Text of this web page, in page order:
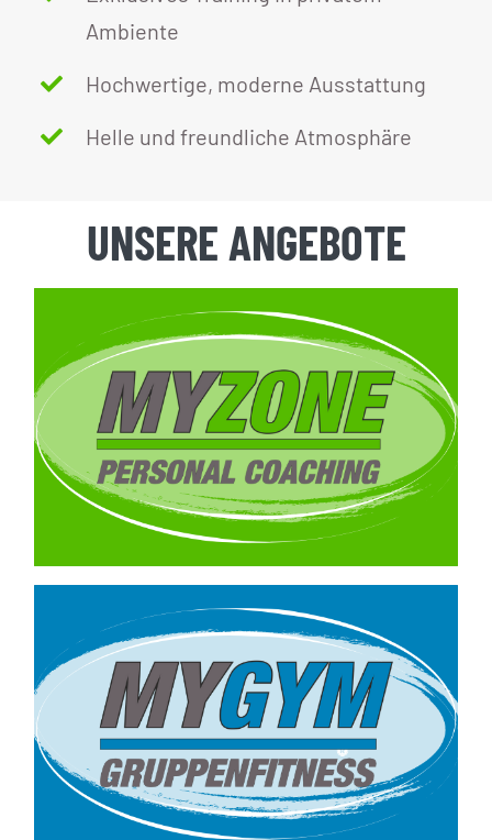
Ambiente
Hochwertige, moderne Ausstattung
Helle und freundliche Atmosphäre
UNSERE ANGEBOTE
Personal Training
–
ab 39,90€ / Training
Kleingruppentraining
bis max. 8 Personen
–
ab 9,90 €/ Woche